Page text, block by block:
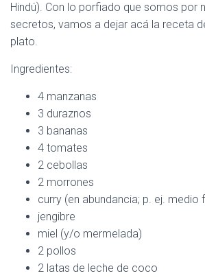
Hindú). Con lo porfiado que somos por
secretos, vamos a dejar acá la receta
plato.
Ingredientes:
4 manzanas
3 duraznos
3 bananas
4 tomates
2 cebollas
2 morrones
curry (en abundancia; p. ej. medio
jengibre
miel (y/o mermelada)
2 pollos
2 latas de leche de coco